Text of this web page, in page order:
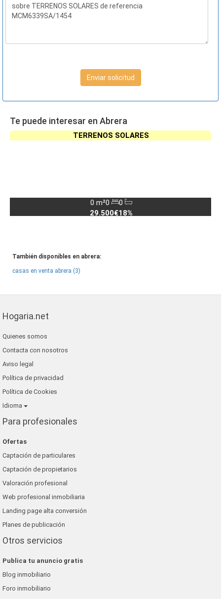
Enviar solicitud
Te puede interesar en Abrera
TERRENOS SOLARES
0 m²0
0
29.500€18%
También disponibles en abrera:
casas en venta abrera (3)
Hogaria.net
Quienes somos
Contacta con nosotros
Aviso legal
Política de privacidad
Política de Cookies
Idioma
Para profesionales
Ofertas
Captación de particulares
Captación de propietarios
Valoración profesional
Web profesional inmobiliaria
Landing page alta conversión
Planes de publicación
Otros servicios
Publica tu anuncio gratis
Blog inmobiliario
Foro inmobiliario